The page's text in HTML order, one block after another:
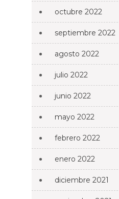
octubre 2022
septiembre 2022
agosto 2022
julio 2022
junio 2022
mayo 2022
febrero 2022
enero 2022
diciembre 2021